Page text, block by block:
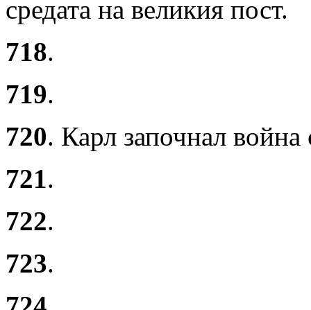
средата на великия пост.
718.
719.
720. Карл започнал война
721.
722.
723.